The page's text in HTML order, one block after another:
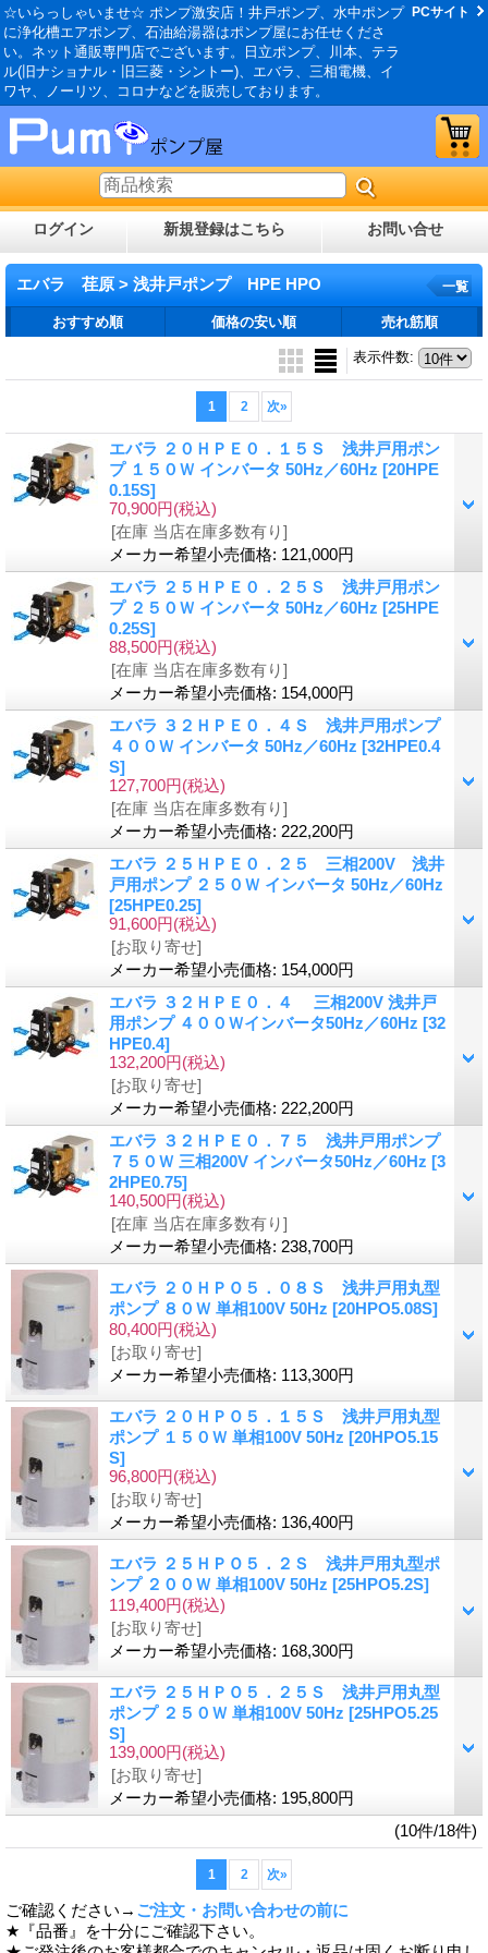
☆いらっしゃいませ☆ ポンプ激安店！井戸ポンプ、水中ポンプ
に浄化槽エアポンプ、石油給湯器はポンプ屋にお任せくださ
い。ネット通販専門店でございます。日立ポンプ、川本、テラ
ル(旧ナショナル・旧三菱・シントー)、エバラ、三相電機、イ
ワヤ、ノーリツ、コロナなどを販売しております。
PCサイト
ログイン 新規登録はこちら お問い合せ
エバラ 荏原 > 浅井戸ポンプ HPE HPO 一覧
おすすめ順 価格の安い順 売れ筋順
表示件数:
1 2 次»
エバラ ２０ＨＰＥ０．１５Ｓ 浅井戸用ポン
プ １５０Ｗ インバータ 50Hz／60Hz [20HPE
0.15S]
70,900円(税込)
[在庫 当店在庫多数有り]
メーカー希望小売価格: 121,000円
エバラ ２５ＨＰＥ０．２５Ｓ 浅井戸用ポン
プ ２５０Ｗ インバータ 50Hz／60Hz [25HPE
0.25S]
88,500円(税込)
[在庫 当店在庫多数有り]
メーカー希望小売価格: 154,000円
エバラ ３２ＨＰＥ０．４Ｓ 浅井戸用ポンプ
４００Ｗ インバータ 50Hz／60Hz [32HPE0.4
S]
127,700円(税込)
[在庫 当店在庫多数有り]
メーカー希望小売価格: 222,200円
エバラ ２５ＨＰＥ０．２５ 三相200V 浅井
戸用ポンプ ２５０Ｗ インバータ 50Hz／60Hz
[25HPE0.25]
91,600円(税込)
[お取り寄せ]
メーカー希望小売価格: 154,000円
エバラ ３２ＨＰＥ０．４ 三相200V 浅井戸
用ポンプ ４００Ｗインバータ50Hz／60Hz [32
HPE0.4]
132,200円(税込)
[お取り寄せ]
メーカー希望小売価格: 222,200円
エバラ ３２ＨＰＥ０．７５ 浅井戸用ポンプ
７５０Ｗ 三相200V インバータ50Hz／60Hz [3
2HPE0.75]
140,500円(税込)
[在庫 当店在庫多数有り]
メーカー希望小売価格: 238,700円
エバラ ２０ＨＰＯ５．０８Ｓ 浅井戸用丸型
ポンプ ８０Ｗ 単相100V 50Hz [20HPO5.08S]
80,400円(税込)
[お取り寄せ]
メーカー希望小売価格: 113,300円
エバラ ２０ＨＰＯ５．１５Ｓ 浅井戸用丸型
ポンプ １５０Ｗ 単相100V 50Hz [20HPO5.15
S]
96,800円(税込)
[お取り寄せ]
メーカー希望小売価格: 136,400円
エバラ ２５ＨＰＯ５．２Ｓ 浅井戸用丸型ポ
ンプ ２００Ｗ 単相100V 50Hz [25HPO5.2S]
119,400円(税込)
[お取り寄せ]
メーカー希望小売価格: 168,300円
エバラ ２５ＨＰＯ５．２５Ｓ 浅井戸用丸型
ポンプ ２５０Ｗ 単相100V 50Hz [25HPO5.25
S]
139,000円(税込)
[お取り寄せ]
メーカー希望小売価格: 195,800円
(10件/18件)
1 2 次»
ご確認ください→ ご注文・お問い合わせの前に
★『品番』を十分にご確認下さい。